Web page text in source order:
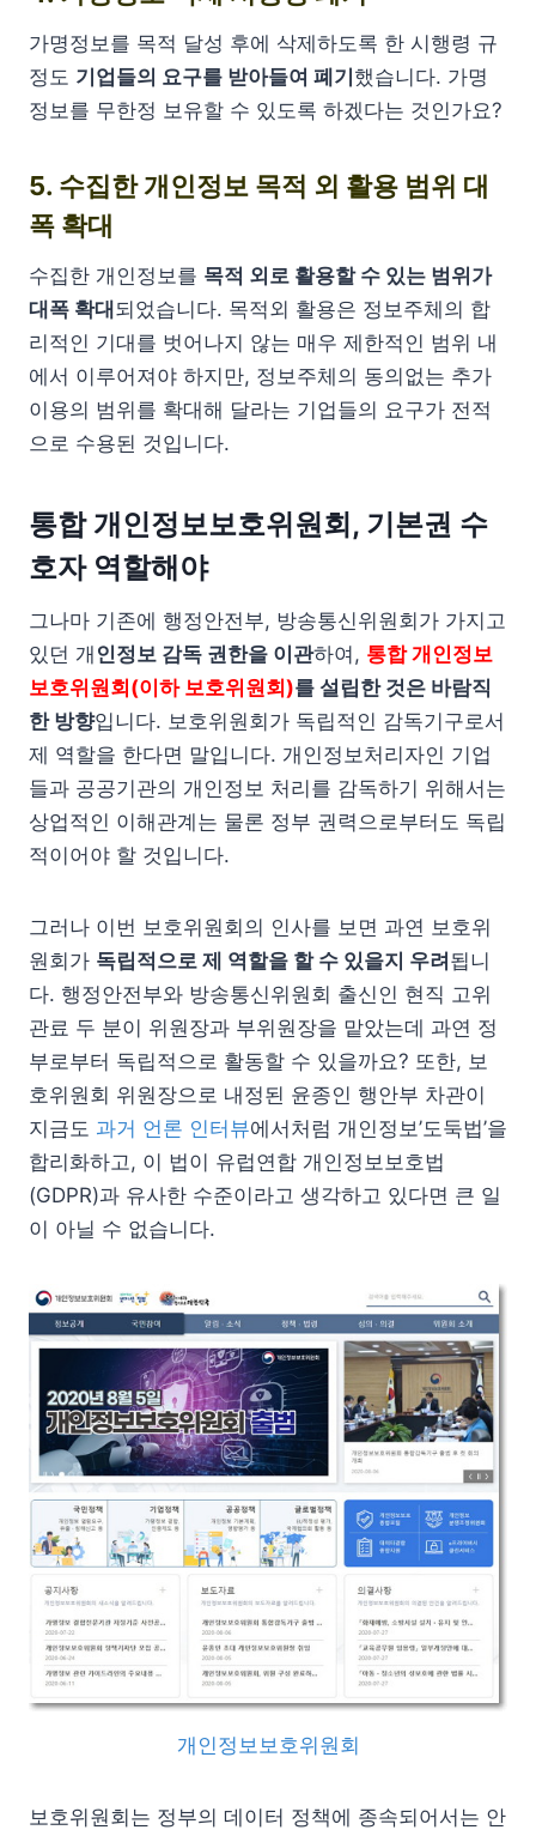
가명정보를 목적 달성 후에 삭제하도록 한 시행령 규
정도 기업들의 요구를 받아들여 폐기 했습니다. 가명
정보를 무한정 보유할 수 있도록 하겠다는 것인가요?
5. 수집한 개인정보 목적 외 활용 범위 대
폭 확대
수집한 개인정보를 목적 외로 활용할 수 있는 범위가
대폭 확대 되었습니다. 목적외 활용은 정보주체의 합
리적인 기대를 벗어나지 않는 매우 제한적인 범위 내
에서 이루어져야 하지만, 정보주체의 동의없는 추가
이용의 범위를 확대해 달라는 기업들의 요구가 전적
으로 수용된 것입니다.
통합 개인정보보호위원회, 기본권 수
호자 역할해야
그나마 기존에 행정안전부, 방송통신위원회가 가지고
있던 개 인정보 감독 권한을 이관하여, 통합 개인정보
보호위원회(이하 보호위원회)를 설립한 것은 바람직
한 방향입니다. 보호위원회가 독립적인 감독기구로서
제 역할을 한다면 말입니다. 개인정보처리자인 기업
들과 공공기관의 개인정보 처리를 감독하기 위해서는
상업적인 이해관계는 물론 정부 권력으로부터도 독립
적이어야 할 것입니다.
그러나 이번 보호위원회의 인사를 보면 과연 보호위
원회가 독립적으로 제 역할을 할 수 있을지 우려 됩니
다. 행정안전부와 방송통신위원회 출신인 현직 고위
관료 두 분이 위원장과 부위원장을 맡았는데 과연 정
부로부터 독립적으로 활동할 수 있을까요? 또한, 보
호위원회 위원장으로 내정된 윤종인 행안부 차관이
지금도 과거 언론 인터뷰에서처럼 개인정보’도둑법’을
합리화하고, 이 법이 유럽연합 개인정보보호법
(GDPR)과 유사한 수준이라고 생각하고 있다면 큰 일
이 아닐 수 없습니다.
개인정보보호위원회
보호위원회는 정부의 데이터 정책에 종속되어서는 안